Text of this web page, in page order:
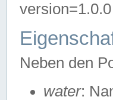
version=1.0.0
Neben den
water: